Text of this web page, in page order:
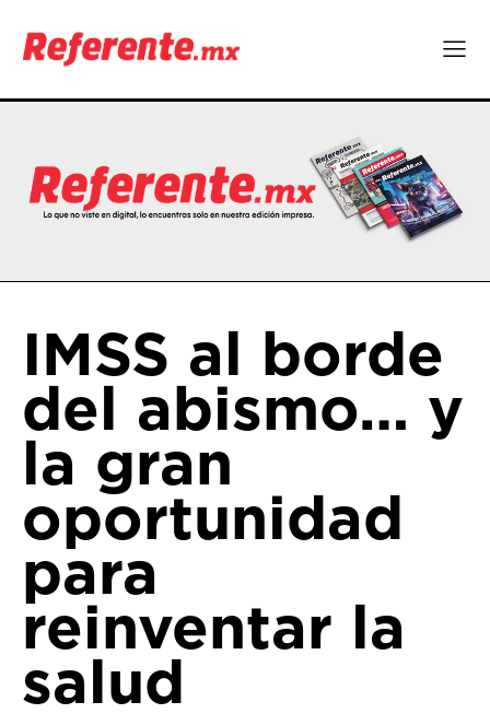
IMSS al borde
del abismo… y
la gran
oportunidad
para
reinventar la
salud